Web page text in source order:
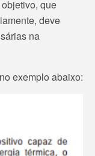
que
deve
na
exemplo abaixo: